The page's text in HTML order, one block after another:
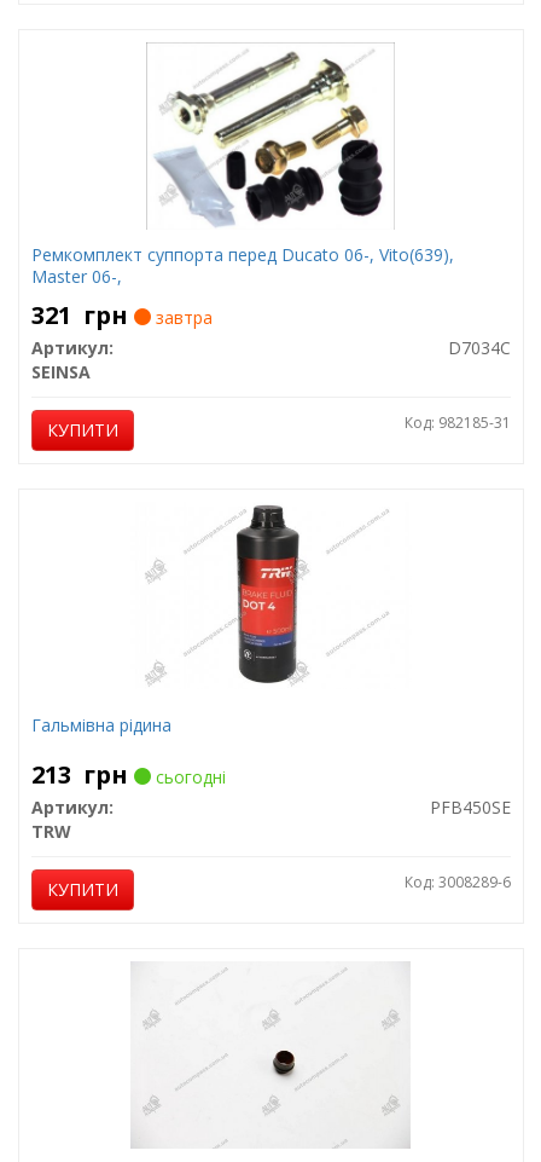
Ремкомплект суппорта перед Ducato 06-, Vito(639),
Master 06-,
321 грн
завтра
Артикул:
D7034C
SEINSA
КУПИТИ Код: 982185-31
Гальмівна рідина
213 грн
сьогодні
Артикул:
PFB450SE
TRW
КУПИТИ Код: 3008289-6